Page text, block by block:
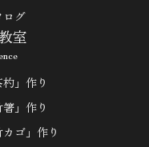
ログ
室
杓」作り
箸」作り
カゴ」作り